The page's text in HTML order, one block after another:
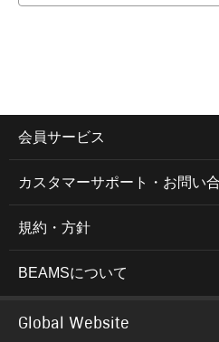
会員サービス
カスタマーサポート・お問い
規約・方針
BEAMSについて
Global Website